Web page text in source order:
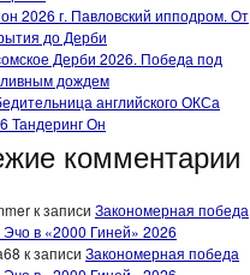
2026 г. Павловский ипподром. От
до Дерби
Дерби 2026. Победа под
дождем
английского ОКСа
Тандеринг Он
комментарии
к записи Закономерная победа
Эчо в «2000 Гиней» 2026
к записи Закономерная победа